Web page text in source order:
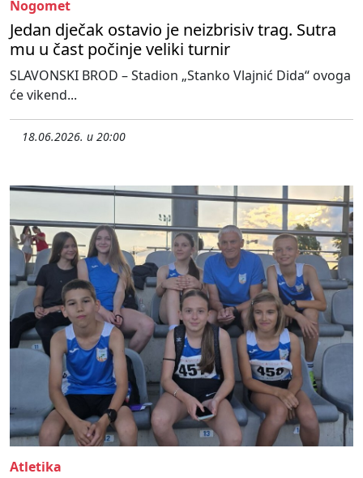
Nogomet
Jedan dječak ostavio je neizbrisiv trag. Sutra
mu u čast počinje veliki turnir
SLAVONSKI BROD – Stadion „Stanko Vlajnić Dida“ ovoga
će vikend...
18.06.2026. u 20:00
Atletika